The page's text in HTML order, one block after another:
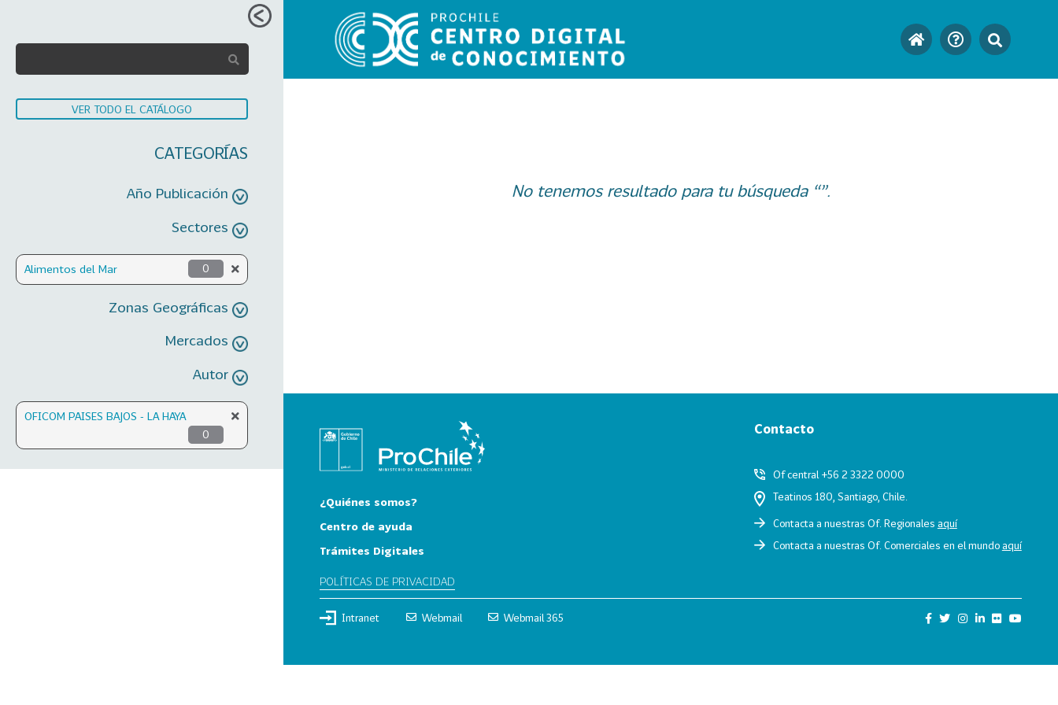
VER TODO EL CATÁLOGO
CATEGORÍAS
Año Publicación
Sectores
Alimentos del Mar 0
Zonas Geográficas
Mercados
Autor
OFICOM PAISES BAJOS - LA HAYA
0
No tenemos resultado para tu búsqueda “”.
¿Quiénes somos?
Centro de ayuda
Trámites Digitales
POLÍTICAS DE PRIVACIDAD
Contacto
Of central +56 2 3322 0000
Teatinos 180, Santiago, Chile.
Contacta a nuestras Of. Regionales aquí
Contacta a nuestras Of. Comerciales en el mundoaquí
Intranet Webmail Webmail 365